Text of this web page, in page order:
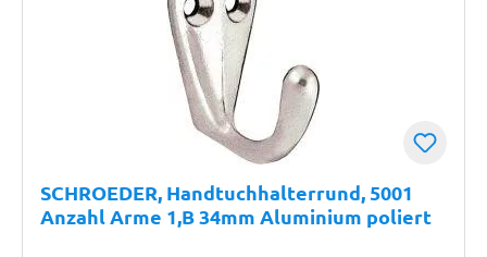
SCHROEDER, Handtuchhalterrund, 5001
Anzahl Arme 1,B 34mm Aluminium poliert